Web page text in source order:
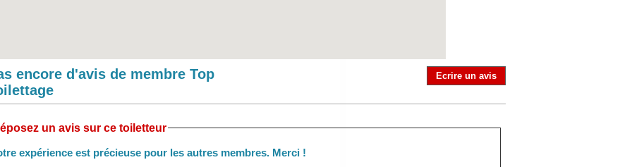
encore d'avis de membre Top
Ecrire un avis
un avis sur ce toiletteur
expérience est précieuse pour les autres membres. Merci !